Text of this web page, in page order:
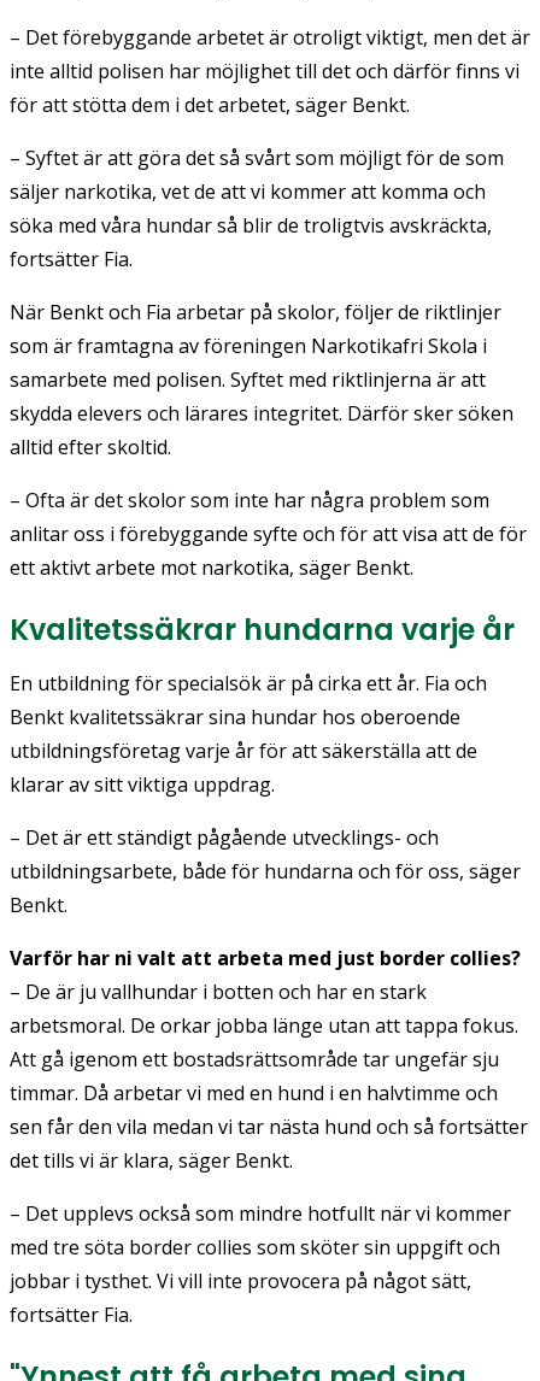
– Det förebyggande arbetet är otroligt viktigt, men det är
inte alltid polisen har möjlighet till det och därför finns vi
för att stötta dem i det arbetet, säger Benkt.
– Syftet är att göra det så svårt som möjligt för de som
säljer narkotika, vet de att vi kommer att komma och
söka med våra hundar så blir de troligtvis avskräckta,
fortsätter Fia.
När Benkt och Fia arbetar på skolor, följer de riktlinjer
som är framtagna av föreningen Narkotikafri Skola i
samarbete med polisen. Syftet med riktlinjerna är att
skydda elevers och lärares integritet. Därför sker söken
alltid efter skoltid.
– Ofta är det skolor som inte har några problem som
anlitar oss i förebyggande syfte och för att visa att de för
ett aktivt arbete mot narkotika, säger Benkt.
Kvalitetssäkrar hundarna varje år
En utbildning för specialsök är på cirka ett år. Fia och
Benkt kvalitetssäkrar sina hundar hos oberoende
utbildningsföretag varje år för att säkerställa att de
klarar av sitt viktiga uppdrag.
– Det är ett ständigt pågående utvecklings- och
utbildningsarbete, både för hundarna och för oss, säger
Benkt.
Varför har ni valt att arbeta med just border collies?
– De är ju vallhundar i botten och har en stark
arbetsmoral. De orkar jobba länge utan att tappa fokus.
Att gå igenom ett bostadsrättsområde tar ungefär sju
timmar. Då arbetar vi med en hund i en halvtimme och
sen får den vila medan vi tar nästa hund och så fortsätter
det tills vi är klara, säger Benkt.
– Det upplevs också som mindre hotfullt när vi kommer
med tre söta border collies som sköter sin uppgift och
jobbar i tysthet. Vi vill inte provocera på något sätt,
fortsätter Fia.